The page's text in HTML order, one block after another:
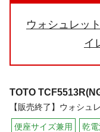
ウォシュレッ
イ
TOTO
【販売終了】ウォシュ
便座サイズ兼用 乾